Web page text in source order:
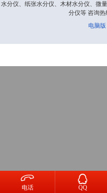
水分仪、纸张水分仪、木材水分仪、微
分仪等 咨询热
电脑版

电话

QQ